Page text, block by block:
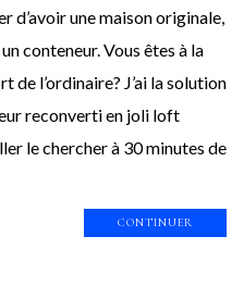
d’avoir une maison originale,
conteneur. Vous êtes à la
de l’ordinaire? J’ai la solution
reconverti en joli loft
le chercher à 30 minutes de
CONTINUER